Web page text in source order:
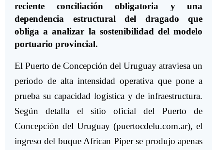
reciente conciliación obligatoria y una
dependencia estructural del dragado que
obliga a analizar la sostenibilidad del modelo
portuario provincial.
El Puerto de Concepción del Uruguay atraviesa un
periodo de alta intensidad operativa que pone a
prueba su capacidad logística y de infraestructura.
Según detalla el sitio oficial del Puerto de
Concepción del Uruguay (puertocdelu.com.ar), el
ingreso del buque African Piper se produjo apenas